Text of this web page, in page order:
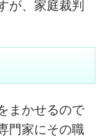
が、家庭裁判
まかせるので
門家にその職